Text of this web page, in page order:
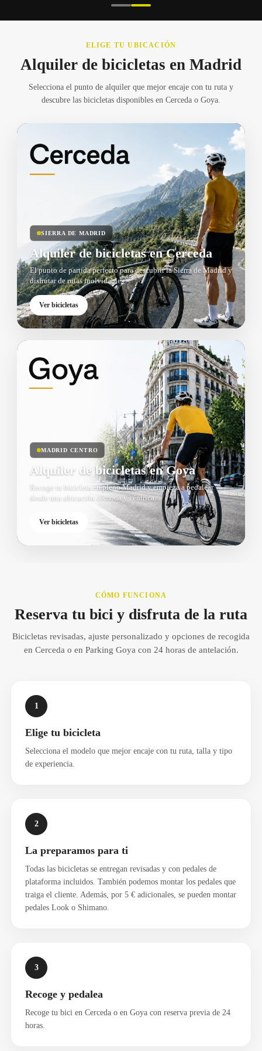
ELIGE TU UBICACIÓN
Alquiler de bicicletas en Madrid
Selecciona el punto de alquiler que mejor encaje con tu ruta y
descubre las bicicletas disponibles en Cerceda o Goya.
SIERRA DE MADRID
Alquiler de bicicletas en Cerceda
El punto de partida perfecto para descubrir la Sierra de Madrid y
disfrutar de rutas inolvidables.
Ver bicicletas
MADRID CENTRO
Alquiler de bicicletas en Goya
Recoge tu bicicleta en pleno Madrid y empieza a pedalear
desde una ubicación cómoda y céntrica.
Ver bicicletas
CÓMO FUNCIONA
Reserva tu bici y disfruta de la ruta
Bicicletas revisadas, ajuste personalizado y opciones de recogida
en Cerceda o en Parking Goya con 24 horas de antelación.
1
Elige tu bicicleta
Selecciona el modelo que mejor encaje con tu ruta, talla y tipo
de experiencia.
2
La preparamos para ti
Todas las bicicletas se entregan revisadas y con pedales de
plataforma incluidos. También podemos montar los pedales que
traiga el cliente. Además, por 5 € adicionales, se pueden montar
pedales Look o Shimano.
3
Recoge y pedalea
Recoge tu bici en Cerceda o en Goya con reserva previa de 24
horas.